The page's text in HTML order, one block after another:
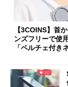
【3COINS】首
ンズフリーで使
「ペルチェ付き